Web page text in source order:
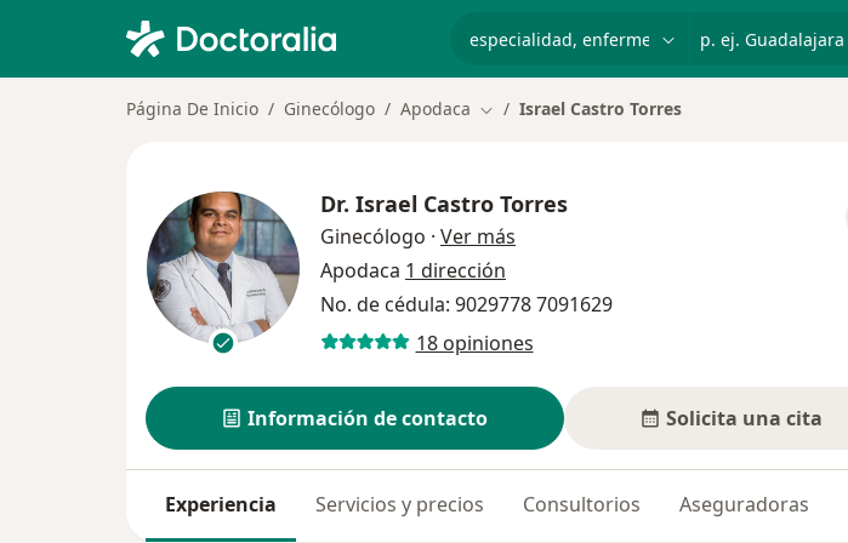
Página De Inicio Ginecólogo Apodaca Cambiar de ciudad
Israel Castro Torres
Dr. Israel Castro Torres
Ginecólogo · Ver más
Apodaca 1 dirección
No. de cédula: 9029778 7091629
18 opiniones
Información de contacto Solicita una cita
Experiencia Servicios y precios Consultorios Aseguradoras